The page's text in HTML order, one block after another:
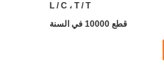
L / C ، T / T
قطع 10000 في السنة